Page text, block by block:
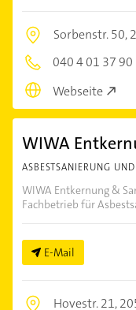
Sorbenstr. 50,
040 4 01 37 90
Webseite
WIWA
ASBESTSANIERUNG
WIWA Entkernung &
Fachbetrieb für
E-Mail
Hovestr. 21,